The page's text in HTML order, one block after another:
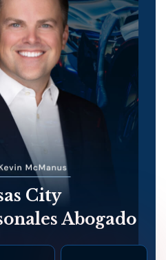
City
Abogado